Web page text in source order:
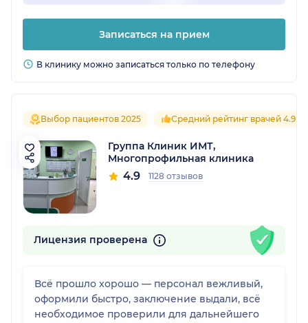
Записаться на прием
В клинику можно записаться только по телефону
Выбор пациентов 2025 Средний рейтинг врачей 4.9
Группа Клиник ИМТ,
Многопрофильная клиника
4.9 1128 отзывов
Лицензия проверена
Всё прошло хорошо — персонал вежливый,
оформили быстро, заключение выдали, всё
необходимое проверили для дальнейшего